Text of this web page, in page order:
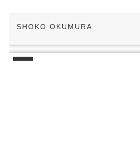
SHOKO OKUMURA